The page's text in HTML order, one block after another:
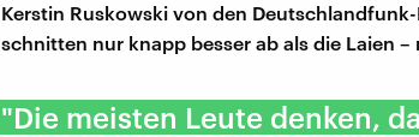
Kerstin Ruskowski von den
schnitten nur knapp besser ab als die Laien
"Die meisten Leute denken,